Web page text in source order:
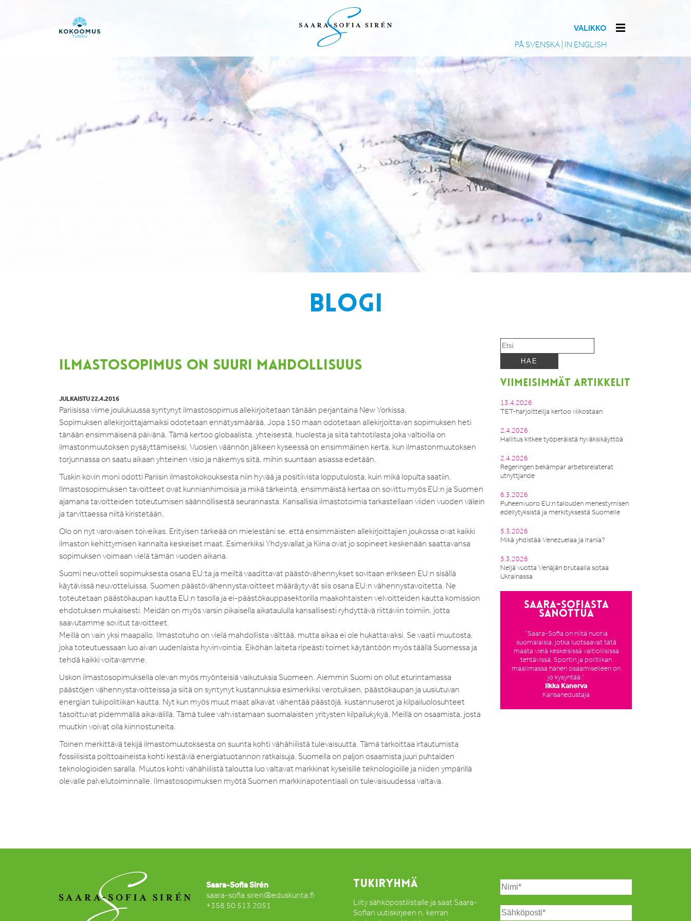
PÅ SVENSKA IN ENGLISH
VALIKKO
BLOGI
ILMASTOSOPIMUS ON SUURI MAHDOLLISUUS
JULKAISTU 22.4.2016
Pariisissa viime joulukuussa syntynyt ilmastosopimus allekirjoitetaan tänään perjantaina New Yorkissa.
Sopimuksen allekirjoittajamaiksi odotetaan ennätysmäärää. Jopa 150 maan odotetaan allekirjoittavan sopimuksen heti
tänään ensimmäisenä päivänä. Tämä kertoo globaalista, yhteisestä, huolesta ja siitä tahtotilasta joka valtioilla on
ilmastonmuutoksen pysäyttämiseksi. Vuosien väännön jälkeen kyseessä on ensimmäinen kerta, kun ilmastonmuutoksen
torjunnassa on saatu aikaan yhteinen visio ja näkemys siitä, mihin suuntaan asiassa edetään.
Tuskin kovin moni odotti Pariisin ilmastokokouksesta niin hyvää ja positiivista lopputulosta, kuin mikä lopulta saatiin.
Ilmastosopimuksen tavoitteet ovat kunnianhimoisia ja mikä tärkeintä, ensimmäistä kertaa on sovittu myös EU:n ja Suomen
ajamana tavoitteiden toteutumisen säännöllisestä seurannasta. Kansallisia ilmastotoimia tarkastellaan viiden vuoden välein
ja tarvittaessa niitä kiristetään.
Olo on nyt varovaisen toiveikas. Erityisen tärkeää on mielestäni se, että ensimmäisten allekirjoittajien joukossa ovat kaikki
ilmaston kehittymisen kannalta keskeiset maat. Esimerkiksi Yhdysvallat ja Kiina ovat jo sopineet keskenään saattavansa
sopimuksen voimaan vielä tämän vuoden aikana.
Suomi neuvotteli sopimuksesta osana EU:ta ja meiltä vaadittavat päästövähennykset sovitaan erikseen EU:n sisällä
käytävissä neuvotteluissa. Suomen päästövähennystavoitteet määräytyvät siis osana EU:n vähennystavoitetta. Ne
toteutetaan päästökaupan kautta EU:n tasolla ja ei-päästökauppasektorilla maakohtaisten velvoitteiden kautta komission
ehdotuksen mukaisesti. Meidän on myös varsin pikaisella aikataululla kansallisesti ryhdyttävä riittäviin toimiin, jotta
saavutamme sovitut tavoitteet.
Meillä on vain yksi maapallo. Ilmastotuho on vielä mahdollista välttää, mutta aikaa ei ole hukattavaksi. Se vaatii muutosta,
joka toteutuessaan luo aivan uudenlaista hyvinvointia. Eiköhän laiteta ripeästi toimet käytäntöön myös täällä Suomessa ja
tehdä kaikki voitavamme.
Uskon ilmastosopimuksella olevan myös myönteisiä vaikutuksia Suomeen. Aiemmin Suomi on ollut eturintamassa
päästöjen vähennystavoitteissa ja siitä on syntynyt kustannuksia esimerkiksi verotuksen, päästökaupan ja uusiutuvan
energian tukipolitiikan kautta. Nyt kun myös muut maat alkavat vähentää päästöjä, kustannuserot ja kilpailuolosuhteet
tasoittuvat pidemmällä aikavälillä. Tämä tulee vahvistamaan suomalaisten yritysten kilpailukykyä. Meillä on osaamista, josta
muutkin voivat olla kiinnostuneita.
Toinen merkittävä tekijä ilmastomuutoksesta on suunta kohti vähähiilistä tulevaisuutta. Tämä tarkoittaa irtautumista
fossiilisista polttoaineista kohti kestäviä energiatuotannon ratkaisuja. Suomella on paljon osaamista juuri puhtaiden
teknologioiden saralla. Muutos kohti vähähiilistä taloutta luo valtavat markkinat kyseisille teknologioille ja niiden ympärillä
olevalle palvelutoiminnalle. Ilmastosopimuksen myötä Suomen markkinapotentiaali on tulevaisuudessa valtava.
VIIMEISIMMÄT ARTIKKELIT
13.4.2026
TET-harjoittelija kertoo viikostaan
2.4.2026
Hallitus kitkee työperäistä hyväksikäyttöä
2.4.2026
Regeringen bekämpar arbetsrelaterat
utnyttjande
6.3.2026
Puheenvuoro EU:n talouden menestymisen
edellytyksistä ja merkityksestä Suomelle
5.3.2026
Mikä yhdistää Venezuelaa ja Irania?
5.3.2026
Neljä vuotta Venäjän brutaalia sotaa
Ukrainassa
Saara-Sofiasta
sanottua
”Saara-Sofia on niitä nuoria
suomalaisia, jotka luotsaavat tätä
maata vielä keskeisissä valtiollisissa
tehtävissä. Sportin ja politiikan
maailmassa hänen osaamiselleen on
jo kysyntää.”
Ilkka Kanerva
Kansanedustaja
Saara-Sofia Sirén
saara-sofia.siren@eduskunta.fi
+358 50 513 2051
TUKIRYHMÄ
Liity sähköpostilistalle ja saat Saara-
Sofian uutiskirjeen n. kerran